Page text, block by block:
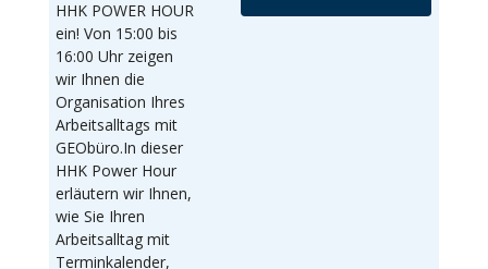
HHK POWER HOUR
ein! Von 15:00 bis
16:00 Uhr zeigen
wir Ihnen die
Organisation Ihres
Arbeitsalltags mit
GEObüro.In dieser
HHK Power Hour
erläutern wir Ihnen,
wie Sie Ihren
Arbeitsalltag mit
Terminkalender,